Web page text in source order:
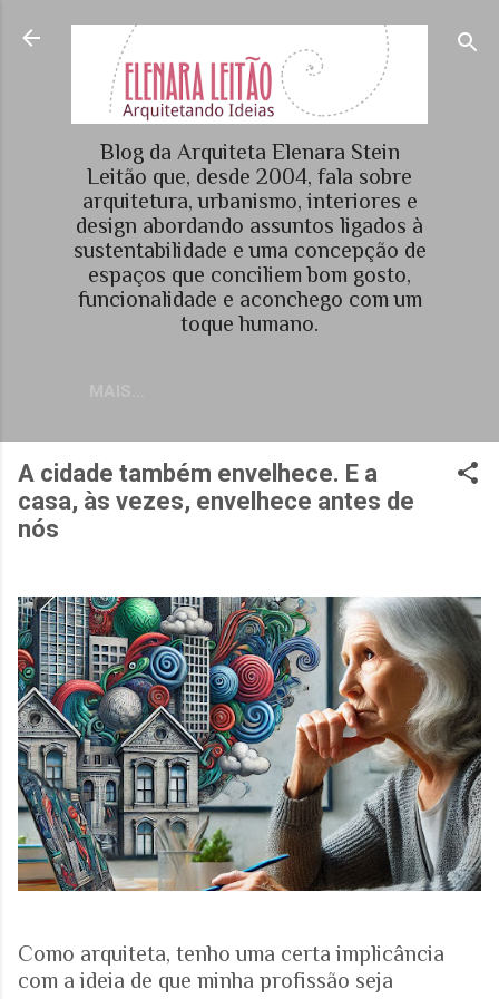
Pular para o conteúdo principal
Blog da Arquiteta Elenara Stein
Leitão que, desde 2004, fala sobre
arquitetura, urbanismo, interiores e
design abordando assuntos ligados à
sustentabilidade e uma concepção de
espaços que conciliem bom gosto,
funcionalidade e aconchego com um
toque humano.
A cidade também envelhece. E a
casa, às vezes, envelhece antes de
nós
Como arquiteta, tenho uma certa implicância
com a ideia de que minha profissão seja